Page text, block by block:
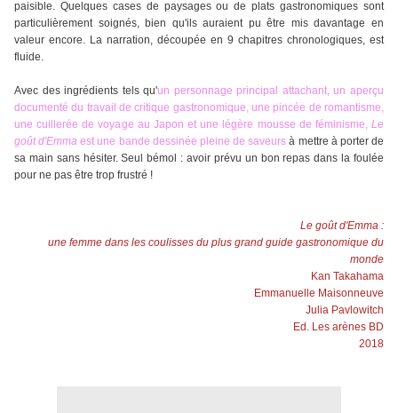
paisible. Quelques cases de paysages ou de plats gastronomiques sont
particulièrement soignés, bien qu'ils auraient pu être mis davantage en
valeur encore. La narration, découpée en 9 chapitres chronologiques, est
fluide.
Avec des ingrédients tels qu'un personnage principal attachant, un aperçu
documenté du travail de critique gastronomique, une pincée de romantisme,
une cuillerée de voyage au Japon et une légère mousse de féminisme, Le
goût d'Emma est une bande dessinée pleine de saveurs à mettre à porter de
sa main sans hésiter. Seul bémol : avoir prévu un bon repas dans la foulée
pour ne pas être trop frustré !
Le goût d'Emma :
une femme dans les coulisses du plus grand guide gastronomique du
monde
Kan Takahama
Emmanuelle Maisonneuve
Julia Pavlowitch
Ed. Les arènes BD
2018